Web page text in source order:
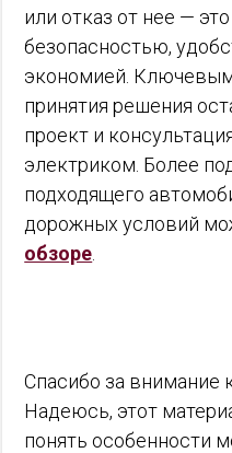
или отказ от нее —
безопасностью,
экономией.
принятия решения
проект и
электриком. Более
подходящего
дорожных условий
обзоре
Спасибо за внимание
Надеюсь, этот
понять особенности